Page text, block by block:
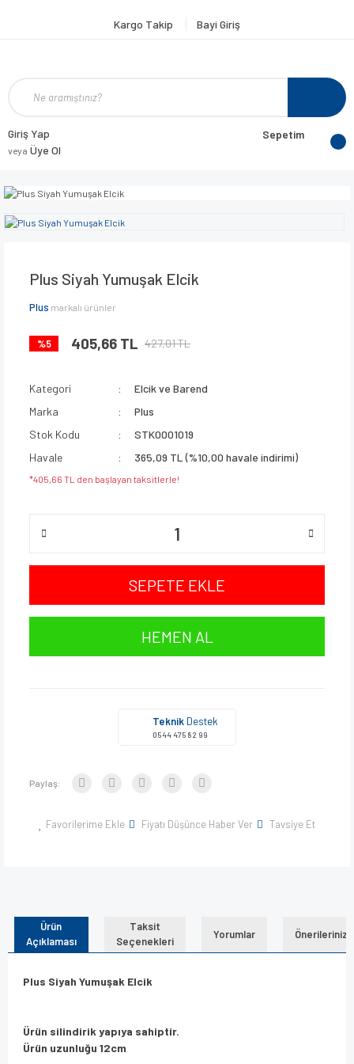
Kargo Takip Bayi Giriş
Giriş Yap
veya Üye Ol
Sepetim
Plus Siyah Yumuşak Elcik
Plus markalı ürünler
%5 405,66 TL 427,01 TL
Kategori
Elcik ve Barend
Marka
Plus
Stok Kodu
STK0001019
Havale
365,09 TL (%10,00 havale indirimi)
*405,66 TL den başlayan taksitlerle!
SEPETE EKLE
HEMEN AL
Teknik Destek
0544 475 82 99
Paylaş:
Favorilerime Ekle Fiyatı Düşünce Haber Ver Tavsiye Et
Ürün
Açıklaması
Taksit
Seçenekleri
Yorumlar Önerileriniz
Plus Siyah Yumuşak Elcik
Ürün silindirik yapıya sahiptir.
Ürün uzunluğu 12cm